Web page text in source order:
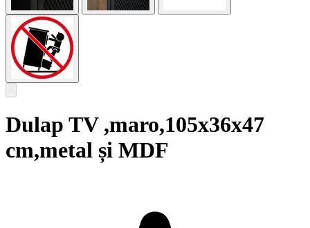
Dulap TV ,maro,105x36x47
cm,metal și MDF